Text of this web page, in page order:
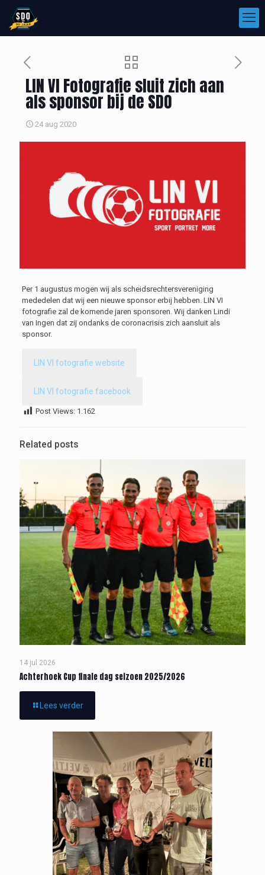
LIN VI Fotografie sluit zich aan
als sponsor bij de SDO
24 aug 2020
Per 1 augustus mogen wij als scheidsrechtersvereniging
mededelen dat wij een nieuwe sponsor erbij hebben. LIN VI
fotografie zal de komende jaren sponsoren. Wij danken Lindi
van Ingen dat zij ondanks de coronacrisis zich aansluit als
sponsor.
LIN VI fotografie website
LIN VI fotografie facebook
Post Views: 1.162
Related posts
14 jul 2026
Achterhoek Cup finale dag seizoen 2025/2026
Lees verder